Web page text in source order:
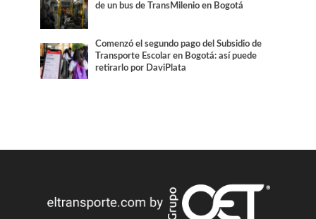
de un bus de TransMilenio en Bogotá
Comenzó el segundo pago del Subsidio de
Transporte Escolar en Bogotá: así puede
retirarlo por DaviPlata